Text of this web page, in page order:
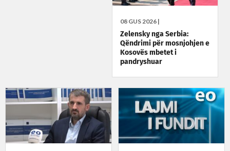
08 GUS 2026 |
Zelensky nga Serbia:
Qëndrimi për mosnjohjen e
Kosovës mbetet i
pandryshuar